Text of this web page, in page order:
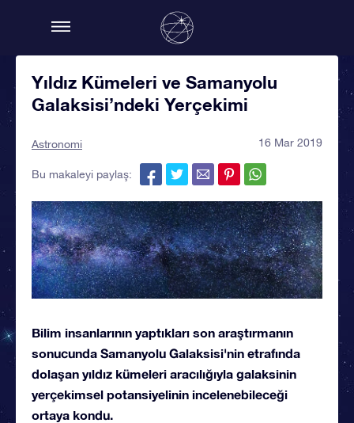
Yıldız Kümeleri ve Samanyolu
Galaksisi’ndeki Yerçekimi
Astronomi 16 Mar 2019
Bu makaleyi paylaş:
Bilim insanlarının yaptıkları son araştırmanın
sonucunda Samanyolu Galaksisi'nin etrafında
dolaşan yıldız kümeleri aracılığıyla galaksinin
yerçekimsel potansiyelinin incelenebileceği
ortaya kondu.